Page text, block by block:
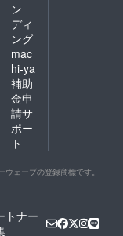
ン
ディ
ング
mac
hi-ya
補助
金申
請サ
ポー
ト
ウェーブの登録商標です。
トナー